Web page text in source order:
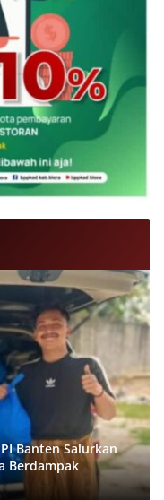
Banten Salurkan
Berdampak